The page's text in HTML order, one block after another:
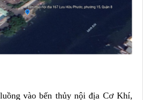
vào bến thủy nội địa Cơ Khí,